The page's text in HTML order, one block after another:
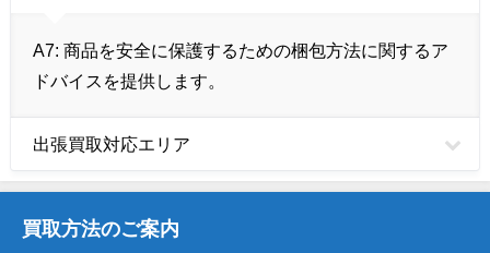
A7: 商品を安全に保護するための梱包方法に関するア
ドバイスを提供します。
出張買取対応エリア
買取方法のご案内